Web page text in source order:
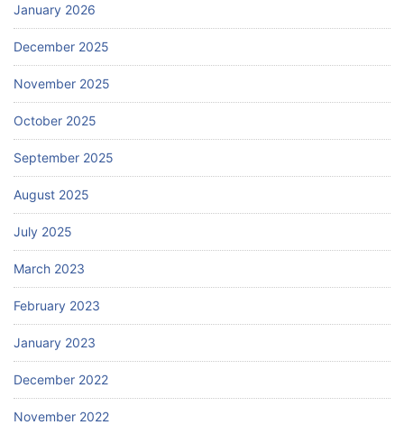
January 2026
December 2025
November 2025
October 2025
September 2025
August 2025
July 2025
March 2023
February 2023
January 2023
December 2022
November 2022